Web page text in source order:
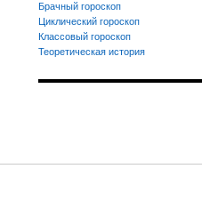
Брачный гороскоп
Циклический гороскоп
Классовый гороскоп
Теоретическая история